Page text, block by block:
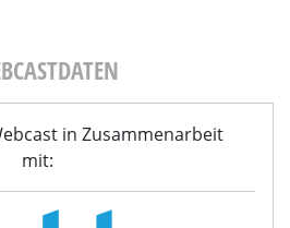
in Zusammenarbeit
mit: